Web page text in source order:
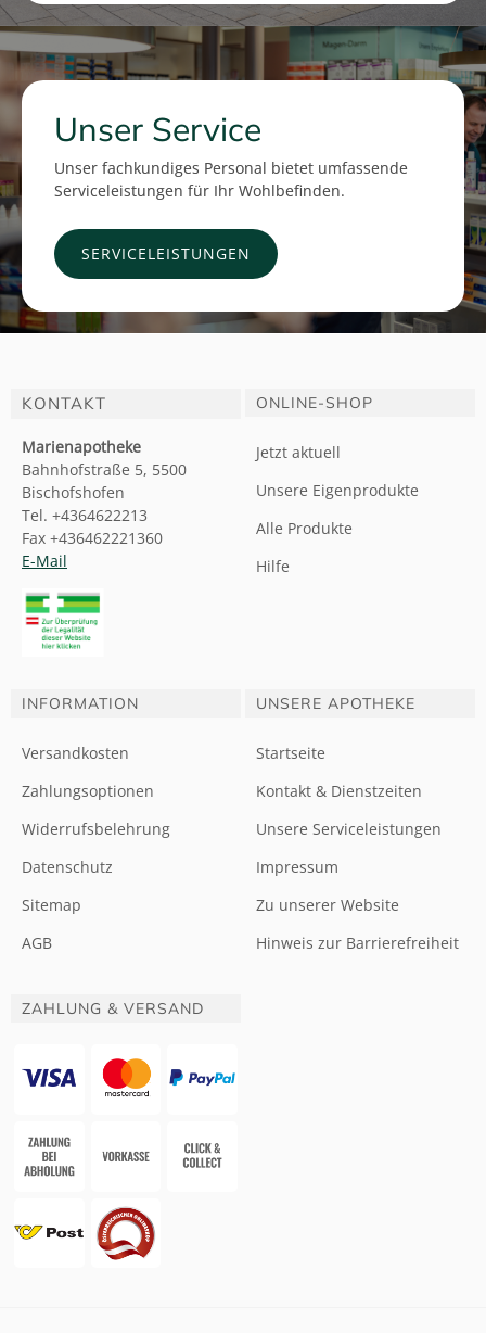
Unser Service
Unser fachkundiges Personal bietet umfassende
Serviceleistungen für Ihr Wohlbefinden.
SERVICELEISTUNGEN
KONTAKT
Marienapotheke
Bahnhofstraße 5, 5500
Bischofshofen
Tel. +4364622213
Fax +436462221360
E-Mail
ONLINE-SHOP
Jetzt aktuell
Unsere Eigenprodukte
Alle Produkte
Hilfe
INFORMATION
Versandkosten
Zahlungsoptionen
Widerrufsbelehrung
Datenschutz
Sitemap
AGB
UNSERE APOTHEKE
Startseite
Kontakt & Dienstzeiten
Unsere Serviceleistungen
Impressum
Zu unserer Website
Hinweis zur Barrierefreiheit
ZAHLUNG & VERSAND